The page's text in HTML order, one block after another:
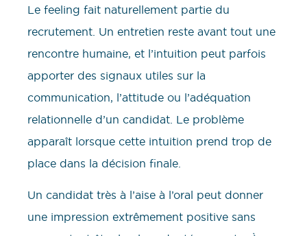
Le feeling fait naturellement partie du
recrutement. Un entretien reste avant tout une
rencontre humaine, et l’intuition peut parfois
apporter des signaux utiles sur la
communication, l’attitude ou l’adéquation
relationnelle d’un candidat. Le problème
apparaît lorsque cette intuition prend trop de
place dans la décision finale.
Un candidat très à l’aise à l’oral peut donner
une impression extrêmement positive sans